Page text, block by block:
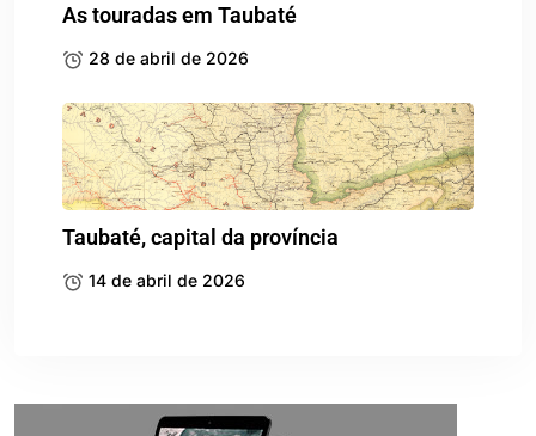
As touradas em Taubaté
28 de abril de 2026
Taubaté, capital da província
14 de abril de 2026